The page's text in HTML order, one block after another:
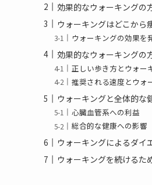
効果的なウォーキングの
ウォーキングはどこから
ウォーキングの効果を
効果的なウォーキングの
正しい歩き方とウォー
推奨される速度とウォ
ウォーキングと全体的な
心臓血管系への利益
総合的な健康への影響
ウォーキングによるダイ
ウォーキングを続けるた